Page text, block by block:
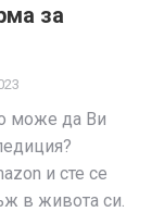
за
може да Ви
и сте се
в живота си.